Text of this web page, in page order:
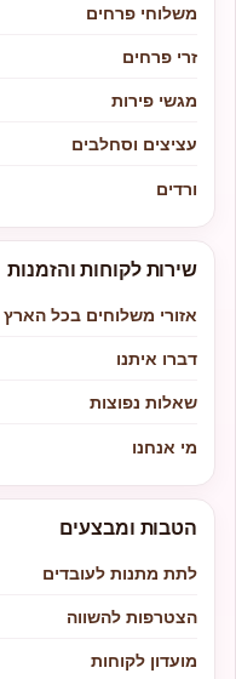
משלוחי פרחים
זרי פרחים
מגשי פירות
עציצים וסחלבים
ורדים
שירות לקוחות והזמנות
אזורי משלוחים בכל הארץ
דברו איתנו
שאלות נפוצות
מי אנחנו
הטבות ומבצעים
לתת מתנות לעובדים
הצטרפות להשווה
מועדון לקוחות